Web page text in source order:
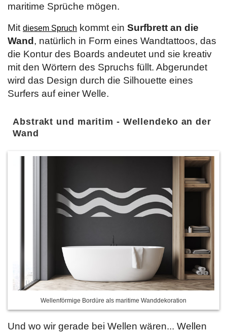
maritime Sprüche mögen.
Mit diesem Spruch kommt ein Surfbrett an die
Wand, natürlich in Form eines Wandtattoos, das
die Kontur des Boards andeutet und sie kreativ
mit den Wörtern des Spruchs füllt. Abgerundet
wird das Design durch die Silhouette eines
Surfers auf einer Welle.
Abstrakt und maritim - Wellendeko an der
Wand
Wellenförmige Bordüre als maritime Wanddekoration
Und wo wir gerade bei Wellen wären... Wellen